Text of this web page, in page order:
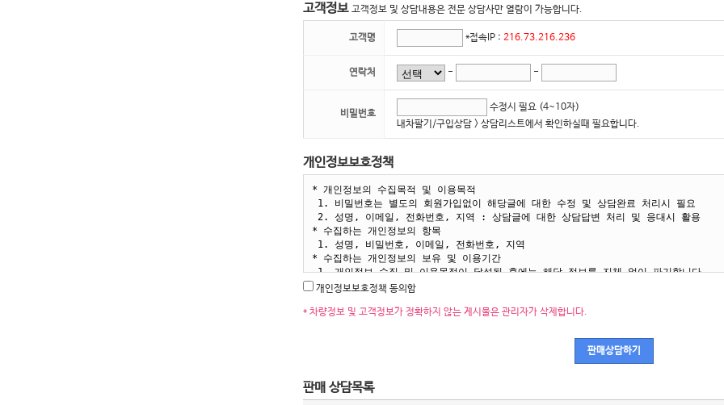
고객정보 고객정보 및 상담내용은 전문 상담사만 열람이 가능합니다.
고객명 *접속IP : 216.73.216.236
연락처 - -
비밀번호
수정시 필요 (4~10자)
내차팔기/구입상담 > 상담리스트에서 확인하실때 필요합니다.
개인정보보호정책
개인정보보호정책 동의함
* 차량정보 및 고객정보가 정확하지 않는 게시물은 관리자가 삭제합니다.
판매상담하기
판매 상담목록